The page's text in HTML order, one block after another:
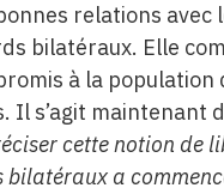
relations
bilatéraux. Elle
à la population
Il s’agit maintenant
cette notion de
bilatéraux a